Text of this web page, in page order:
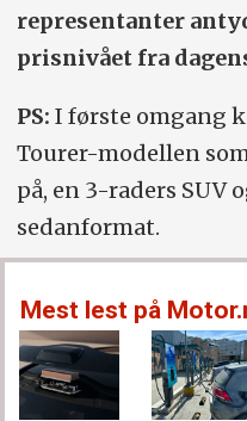
representanter
prisnivået fra
PS: I første omgang
Tourer-modellen
på, en 3-raders SUV
sedanformat.
Mest lest på